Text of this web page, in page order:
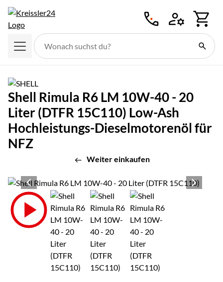
Shell Rimula R6 LM 10W-40 - 20
Liter (DTFR 15C110) Low-Ash
Hochleistungs-Dieselmotorenöl für
NFZ
Weiter einkaufen
Produktgalerie
Zur Kaufbox springen